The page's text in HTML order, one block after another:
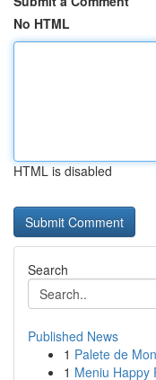
No HTML
HTML is disabled
Search
Published News
1 Palete de
1 Meniu Happy